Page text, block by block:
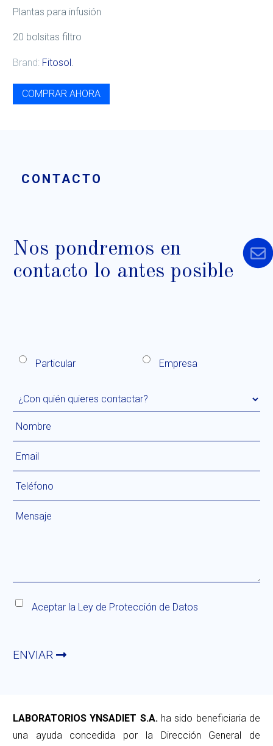
Plantas para infusión
20 bolsitas filtro
Brand: Fitosol
COMPRAR AHORA
CONTACTO
Nos pondremos en
contacto lo antes posible
Particular Empresa
Aceptar la Ley de Protección de Datos
ENVIAR
LABORATORIOS YNSADIET S.A.ha sido beneficiaria de
una ayuda concedida por la Dirección General de